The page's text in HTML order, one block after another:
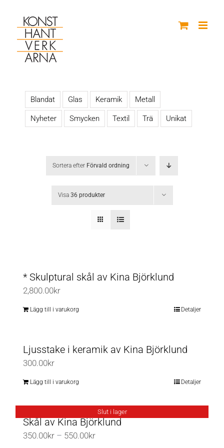
innehållet
Blandat Glas Keramik Metall
Nyheter Smycken Textil Trä Unikat
Sortera efter Förvald ordning
Visa 36 produkter
* Skulptural skål av Kina Björklund
2,800.00kr
Lägg till i varukorg Detaljer
Ljusstake i keramik av Kina Björklund
300.00kr
Lägg till i varukorg Detaljer
Slut i lager
Skål av Kina Björklund
350.00kr – 550.00krPrisintervall: